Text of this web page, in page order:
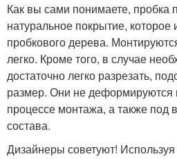
Как вы сами понимаете, пробка
натуральное покрытие, которое
пробкового дерева.
легко. Кроме того, в случае
достаточно легко разрезать,
размер. Они не деформируются
процессе монтажа, а также под
состава.
Дизайнеры советуют!